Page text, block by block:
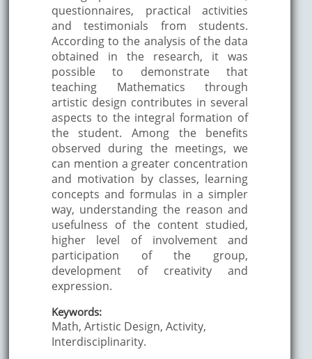
questionnaires, practical activities
and testimonials from students.
According to the analysis of the data
obtained in the research, it was
possible to demonstrate that
teaching Mathematics through
artistic design contributes in several
aspects to the integral formation of
the student. Among the benefits
observed during the meetings, we
can mention a greater concentration
and motivation by classes, learning
concepts and formulas in a simpler
way, understanding the reason and
usefulness of the content studied,
higher level of involvement and
participation of the group,
development of creativity and
expression.
Keywords:
Math, Artistic Design, Activity,
Interdisciplinarity.